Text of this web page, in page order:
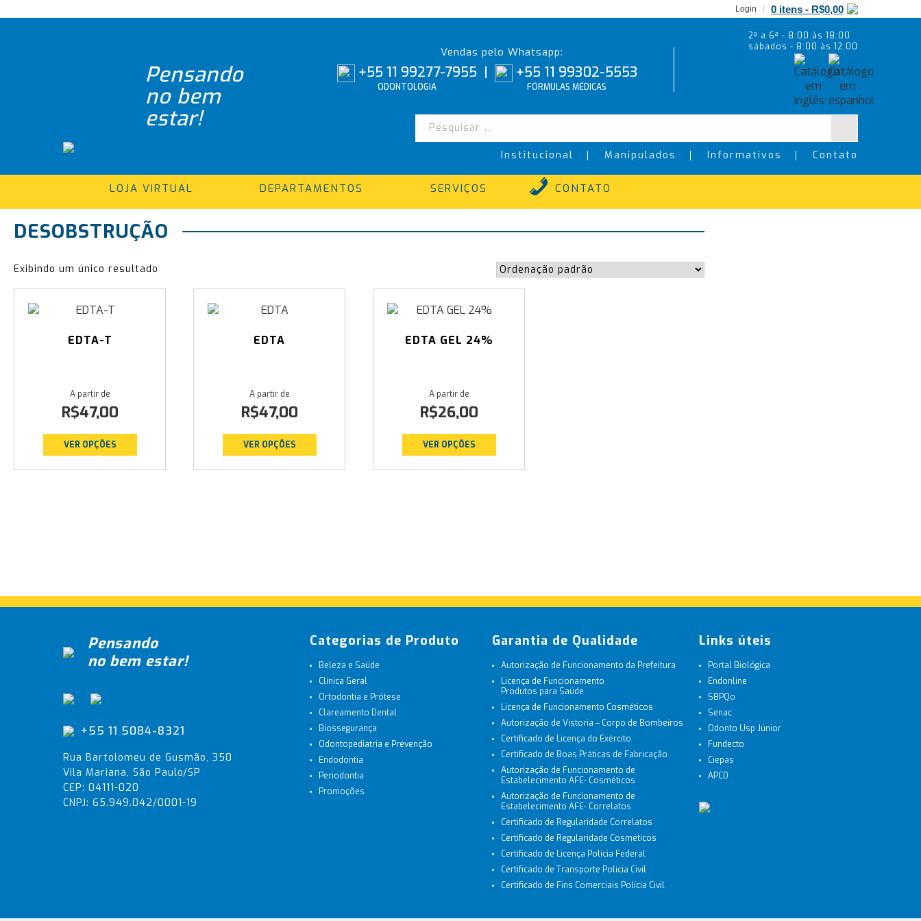
Login 0 itens - R$0,00
Pensando
no bem
estar!
Vendas pelo Whatsapp:
+55 11 99277-7955
ODONTOLOGIA
| +55 11 99302-5553
FÓRMULAS MÉDICAS
2ª a 6ª - 8:00 às 18:00
sábados - 8:00 às 12:00
Institucional Manipulados Informativos Contato
LOJA VIRTUAL DEPARTAMENTOS SERVIÇOS CONTATO
DESOBSTRUÇÃO
Exibindo um único resultado
EDTA-T
R$47,00
VER OPÇÕES
EDTA
R$47,00
VER OPÇÕES
EDTA GEL 24%
R$26,00
VER OPÇÕES
Pensando
no bem estar!
+55 11 5084-8321
Rua Bartolomeu de Gusmão, 350
Vila Mariana, São Paulo/SP
CEP: 04111-020
CNPJ: 65.949.042/0001-19
Categorias de Produto
Beleza e Saúde
Clínica Geral
Ortodontia e Prótese
Clareamento Dental
Biossegurança
Odontopediatria e Prevenção
Endodontia
Periodontia
Promoções
Garantia de Qualidade
Autorização de Funcionamento da Prefeitura
Licença de Funcionamento
Produtos para Saúde
Licença de Funcionamento Cosméticos
Autorização de Vistoria – Corpo de Bombeiros
Certificado de Licença do Exército
Certificado de Boas Práticas de Fabricação
Autorização de Funcionamento de
Estabelecimento AFE- Cosméticos
Autorização de Funcionamento de
Estabelecimento AFE- Correlatos
Certificado de Regularidade Correlatos
Certificado de Regularidade Cosméticos
Certificado de Licença Polícia Federal
Certificado de Transporte Polícia Civil
Certificado de Fins Comerciais Polícia Civil
Links úteis
Portal Biológica
Endonline
SBPQo
Senac
Odonto Usp Júnior
Fundecto
Ciepas
APCD